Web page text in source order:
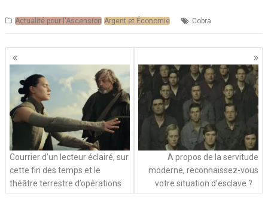
Actualité pour l'Ascension Argent et Économie Cobra
Navigation
des
articles
Courrier d’un lecteur éclairé, sur
cette fin des temps et le
théâtre terrestre d’opérations
A propos de la servitude
moderne, reconnaissez-vous
votre situation d’esclave ?